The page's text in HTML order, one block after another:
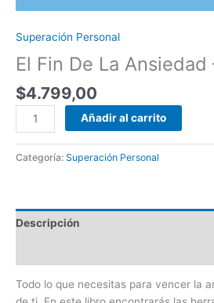
Superación Personal
El Fin De La
$4.799,00
Añadir al carrito
Categoría: Superación Personal
Descripción
Todo lo que necesitas para vencer la